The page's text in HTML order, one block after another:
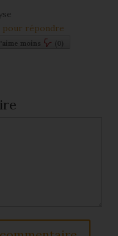
pour répondre
moins (0)